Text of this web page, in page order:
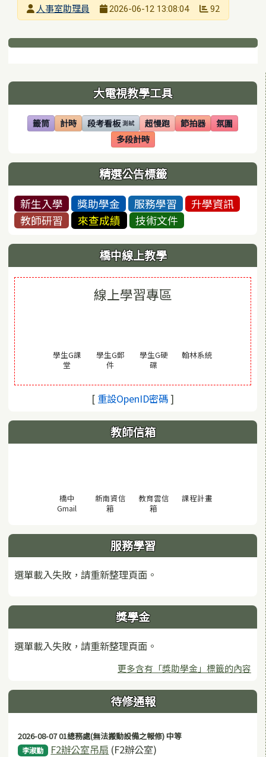
發布者人事室助理員
2026-06-12 13:08:04 92
下中區域內容
左邊區域內容 大電視教學工具
籤筒
(另開視窗)
計時
(另開視窗)段考看板 測試
(另開視窗) 超慢跑
(另開視窗)節拍器
(另開視窗)氛圍
(另開視窗)
多段計時
(另開視窗)
精選公告標籤
新生入學 獎助學金 服務學習
升學資訊
教師研習
來查成績 技術文件
橋中線上教學
線上學習專區
學生G課
堂
學生G郵
件(另開視窗)
學生G硬
碟(另開視窗)
翰林系統(另開視窗)
[ 重設OpenID密碼(另開視窗)
]
教師信箱
橋中
Gmail (另開視窗)
新南資信
箱
教育雲信
箱
課程計畫(另開視窗)
服務學習
選單載入失敗，請重新整理頁面。
獎學金
選單載入失敗，請重新整理頁面。
更多含有「獎助學金」標籤的內容
待修通報
2026-08-07 01總務處(無法搬動設備之報修) 中等
李淑勤 F2辦公室吊扇 (F2辦公室)